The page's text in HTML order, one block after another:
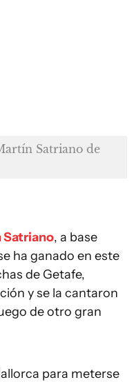
Satriano de
Satriano, a base
ha ganado en este
de Getafe,
y se la cantaron
de otro gran
para meterse